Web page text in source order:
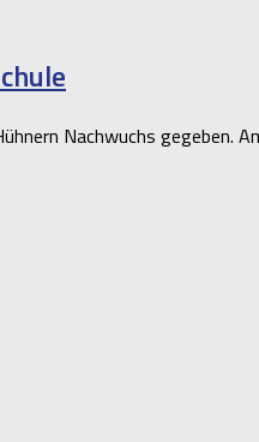
Nachwuchs gegeben.